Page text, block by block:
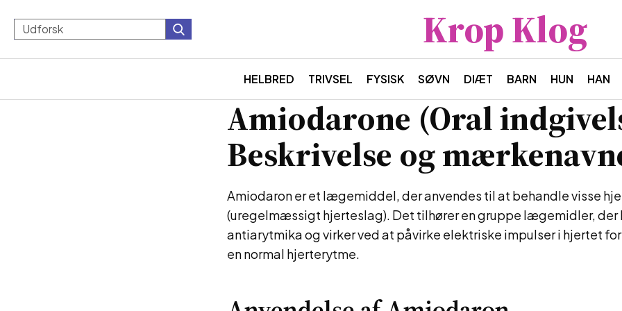
Krop Klog
HELBRED TRIVSEL FYSISK SØVN DIÆT BARN HUN HAN
Amiodarone (Oral
Beskrivelse og
Amiodaron er et lægemiddel, der anvendes til at behandle visse
(uregelmæssigt hjerteslag). Det tilhører en gruppe lægemidler, der
antiarytmika og virker ved at påvirke elektriske impulser i hjertet
en normal hjerterytme.